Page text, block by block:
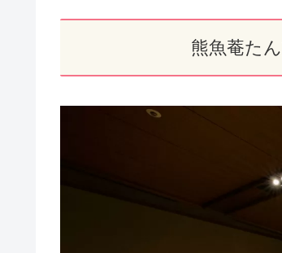
熊魚菴た